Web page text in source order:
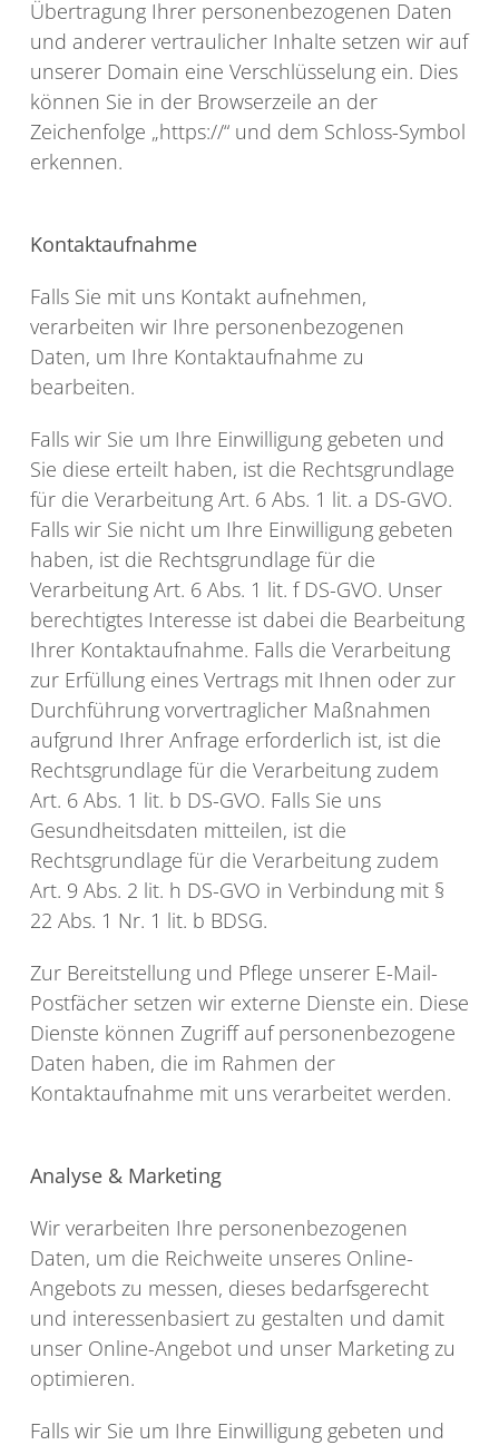
Übertragung Ihrer personenbezogenen Daten
und anderer vertraulicher Inhalte setzen wir auf
unserer Domain eine Verschlüsselung ein. Dies
können Sie in der Browserzeile an der
Zeichenfolge „https://“ und dem Schloss-Symbol
erkennen.
Kontaktaufnahme
Falls Sie mit uns Kontakt aufnehmen,
verarbeiten wir Ihre personenbezogenen
Daten, um Ihre Kontaktaufnahme zu
bearbeiten.
Falls wir Sie um Ihre Einwilligung gebeten und
Sie diese erteilt haben, ist die Rechtsgrundlage
für die Verarbeitung Art. 6 Abs. 1 lit. a DS-GVO.
Falls wir Sie nicht um Ihre Einwilligung gebeten
haben, ist die Rechtsgrundlage für die
Verarbeitung Art. 6 Abs. 1 lit. f DS-GVO. Unser
berechtigtes Interesse ist dabei die Bearbeitung
Ihrer Kontaktaufnahme. Falls die Verarbeitung
zur Erfüllung eines Vertrags mit Ihnen oder zur
Durchführung vorvertraglicher Maßnahmen
aufgrund Ihrer Anfrage erforderlich ist, ist die
Rechtsgrundlage für die Verarbeitung zudem
Art. 6 Abs. 1 lit. b DS-GVO. Falls Sie uns
Gesundheitsdaten mitteilen, ist die
Rechtsgrundlage für die Verarbeitung zudem
Art. 9 Abs. 2 lit. h DS-GVO in Verbindung mit §
22 Abs. 1 Nr. 1 lit. b BDSG.
Zur Bereitstellung und Pflege unserer E-Mail-
Postfächer setzen wir externe Dienste ein. Diese
Dienste können Zugriff auf personenbezogene
Daten haben, die im Rahmen der
Kontaktaufnahme mit uns verarbeitet werden.
Analyse & Marketing
Wir verarbeiten Ihre personenbezogenen
Daten, um die Reichweite unseres Online-
Angebots zu messen, dieses bedarfsgerecht
und interessenbasiert zu gestalten und damit
unser Online-Angebot und unser Marketing zu
optimieren.
Falls wir Sie um Ihre Einwilligung gebeten und